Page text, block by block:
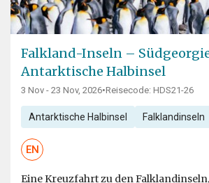
Falkland-Inseln –
Antarktische Halbinsel
3 Nov - 23 Nov, 2026•Reisecode: HDS21-26
Antarktische Halbinsel Falklandinseln
EN
Eine Kreuzfahrt zu den